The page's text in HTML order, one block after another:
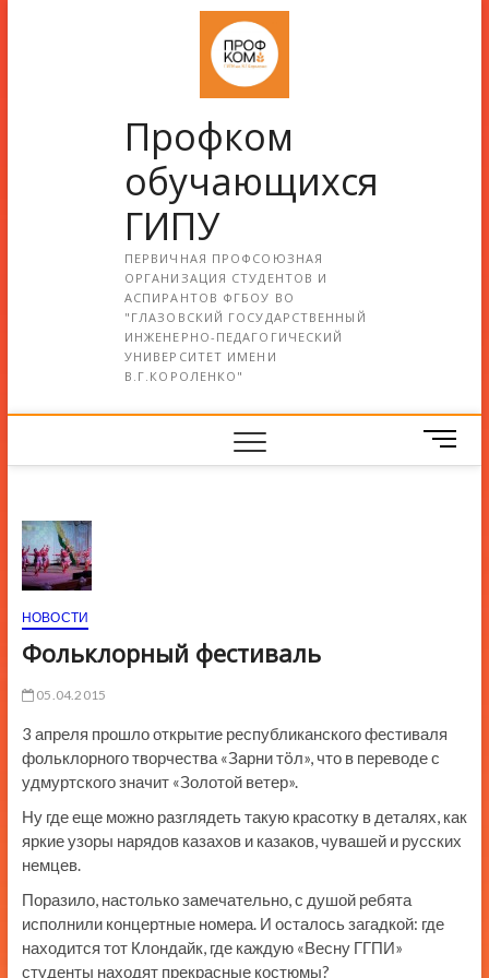
Профком
обучающихся
ГИПУ
ПЕРВИЧНАЯ ПРОФСОЮЗНАЯ
ОРГАНИЗАЦИЯ СТУДЕНТОВ И
АСПИРАНТОВ ФГБОУ ВО
"ГЛАЗОВСКИЙ ГОСУДАРСТВЕННЫЙ
ИНЖЕНЕРНО-ПЕДАГОГИЧЕСКИЙ
УНИВЕРСИТЕТ ИМЕНИ
В.Г.КОРОЛЕНКО"
М
е
НОВОСТИ
Фольклорный фестиваль
05.04.2015
3 апреля прошло открытие республиканского фестиваля
фольклорного творчества «Зарни тöл», что в переводе с
удмуртского значит «Золотой ветер».
Ну где еще можно разглядеть такую красотку в деталях, как
яркие узоры нарядов казахов и казаков, чувашей и русских
немцев.
Поразило, настолько замечательно, с душой ребята
исполнили концертные номера. И осталось загадкой: где
находится тот Клондайк, где каждую «Весну ГГПИ»
студенты находят прекрасные костюмы?